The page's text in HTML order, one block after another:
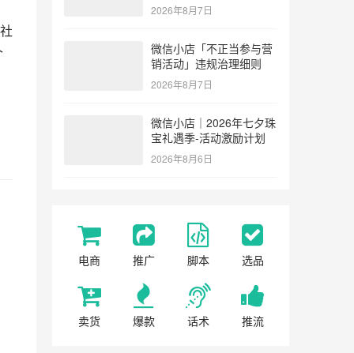
2026年8月7日
微信小店「不正当参与营
销活动」违规治理细则
2026年8月7日
微信小店｜2026年七夕珠
宝礼遇季-活动激励计划
2026年8月6日
电商 推广 脚本 选品
卖货 爆款 话术 推流